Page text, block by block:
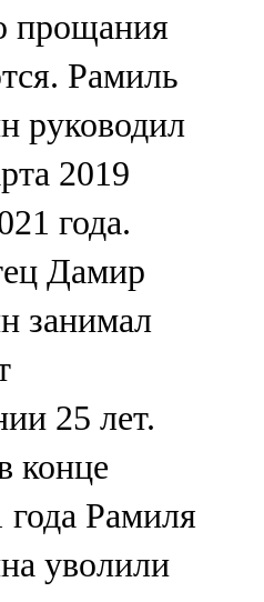
прощания
Рамиль
руководил
2019
года.
Дамир
занимал
25 лет.
конце
года Рамиля
уволили